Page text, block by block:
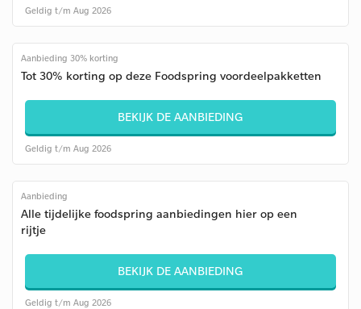
Geldig t/m Aug 2026
Aanbieding 30% korting
Tot 30% korting op deze Foodspring voordeelpakketten
BEKIJK DE AANBIEDING
Geldig t/m Aug 2026
Aanbieding
Alle tijdelijke foodspring aanbiedingen hier op een
rijtje
BEKIJK DE AANBIEDING
Geldig t/m Aug 2026